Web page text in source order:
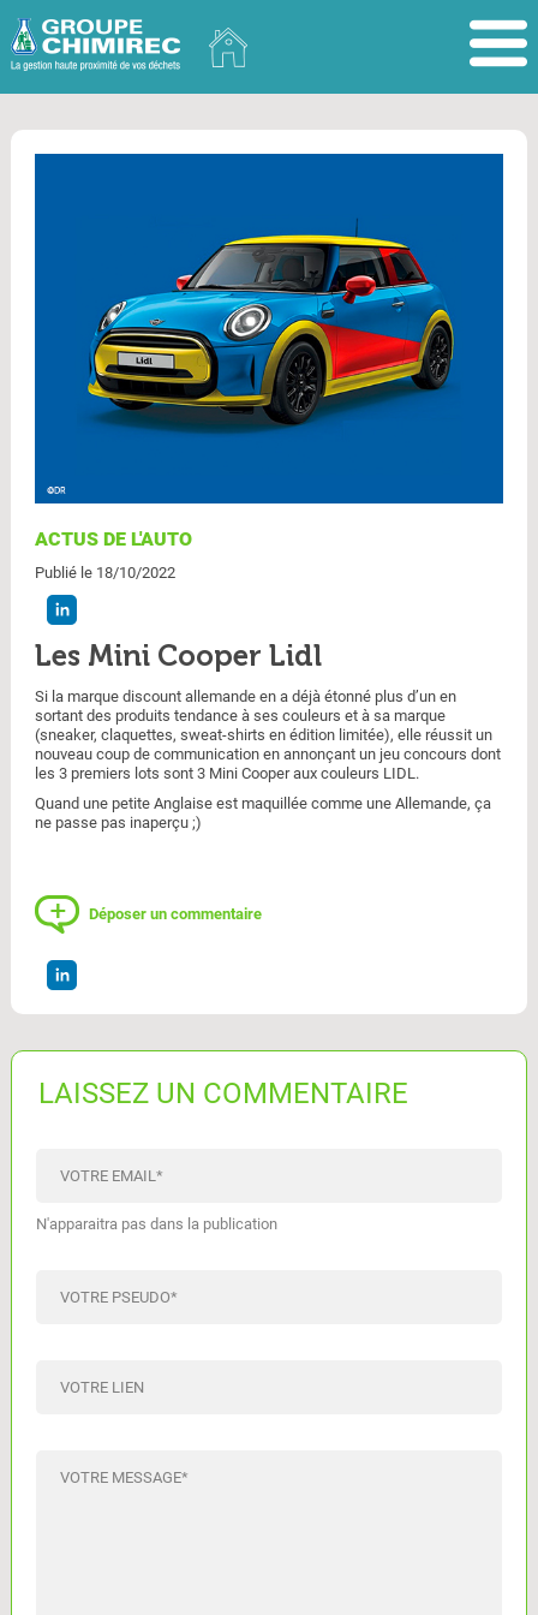
ACTUS DE L'AUTO
Publié le 18/10/2022
Les Mini Cooper Lidl
Si la marque discount allemande en a déjà étonné plus d’un en
sortant des produits tendance à ses couleurs et à sa marque
(sneaker, claquettes, sweat-shirts en édition limitée), elle réussit un
nouveau coup de communication en annonçant un jeu concours dont
les 3 premiers lots sont 3 Mini Cooper aux couleurs LIDL.
Quand une petite Anglaise est maquillée comme une Allemande, ça
ne passe pas inaperçu ;)
Déposer un commentaire
LAISSEZ UN COMMENTAIRE
VOTRE EMAIL*
N'apparaitra pas dans la publication
VOTRE PSEUDO*
VOTRE LIEN
VOTRE MESSAGE*